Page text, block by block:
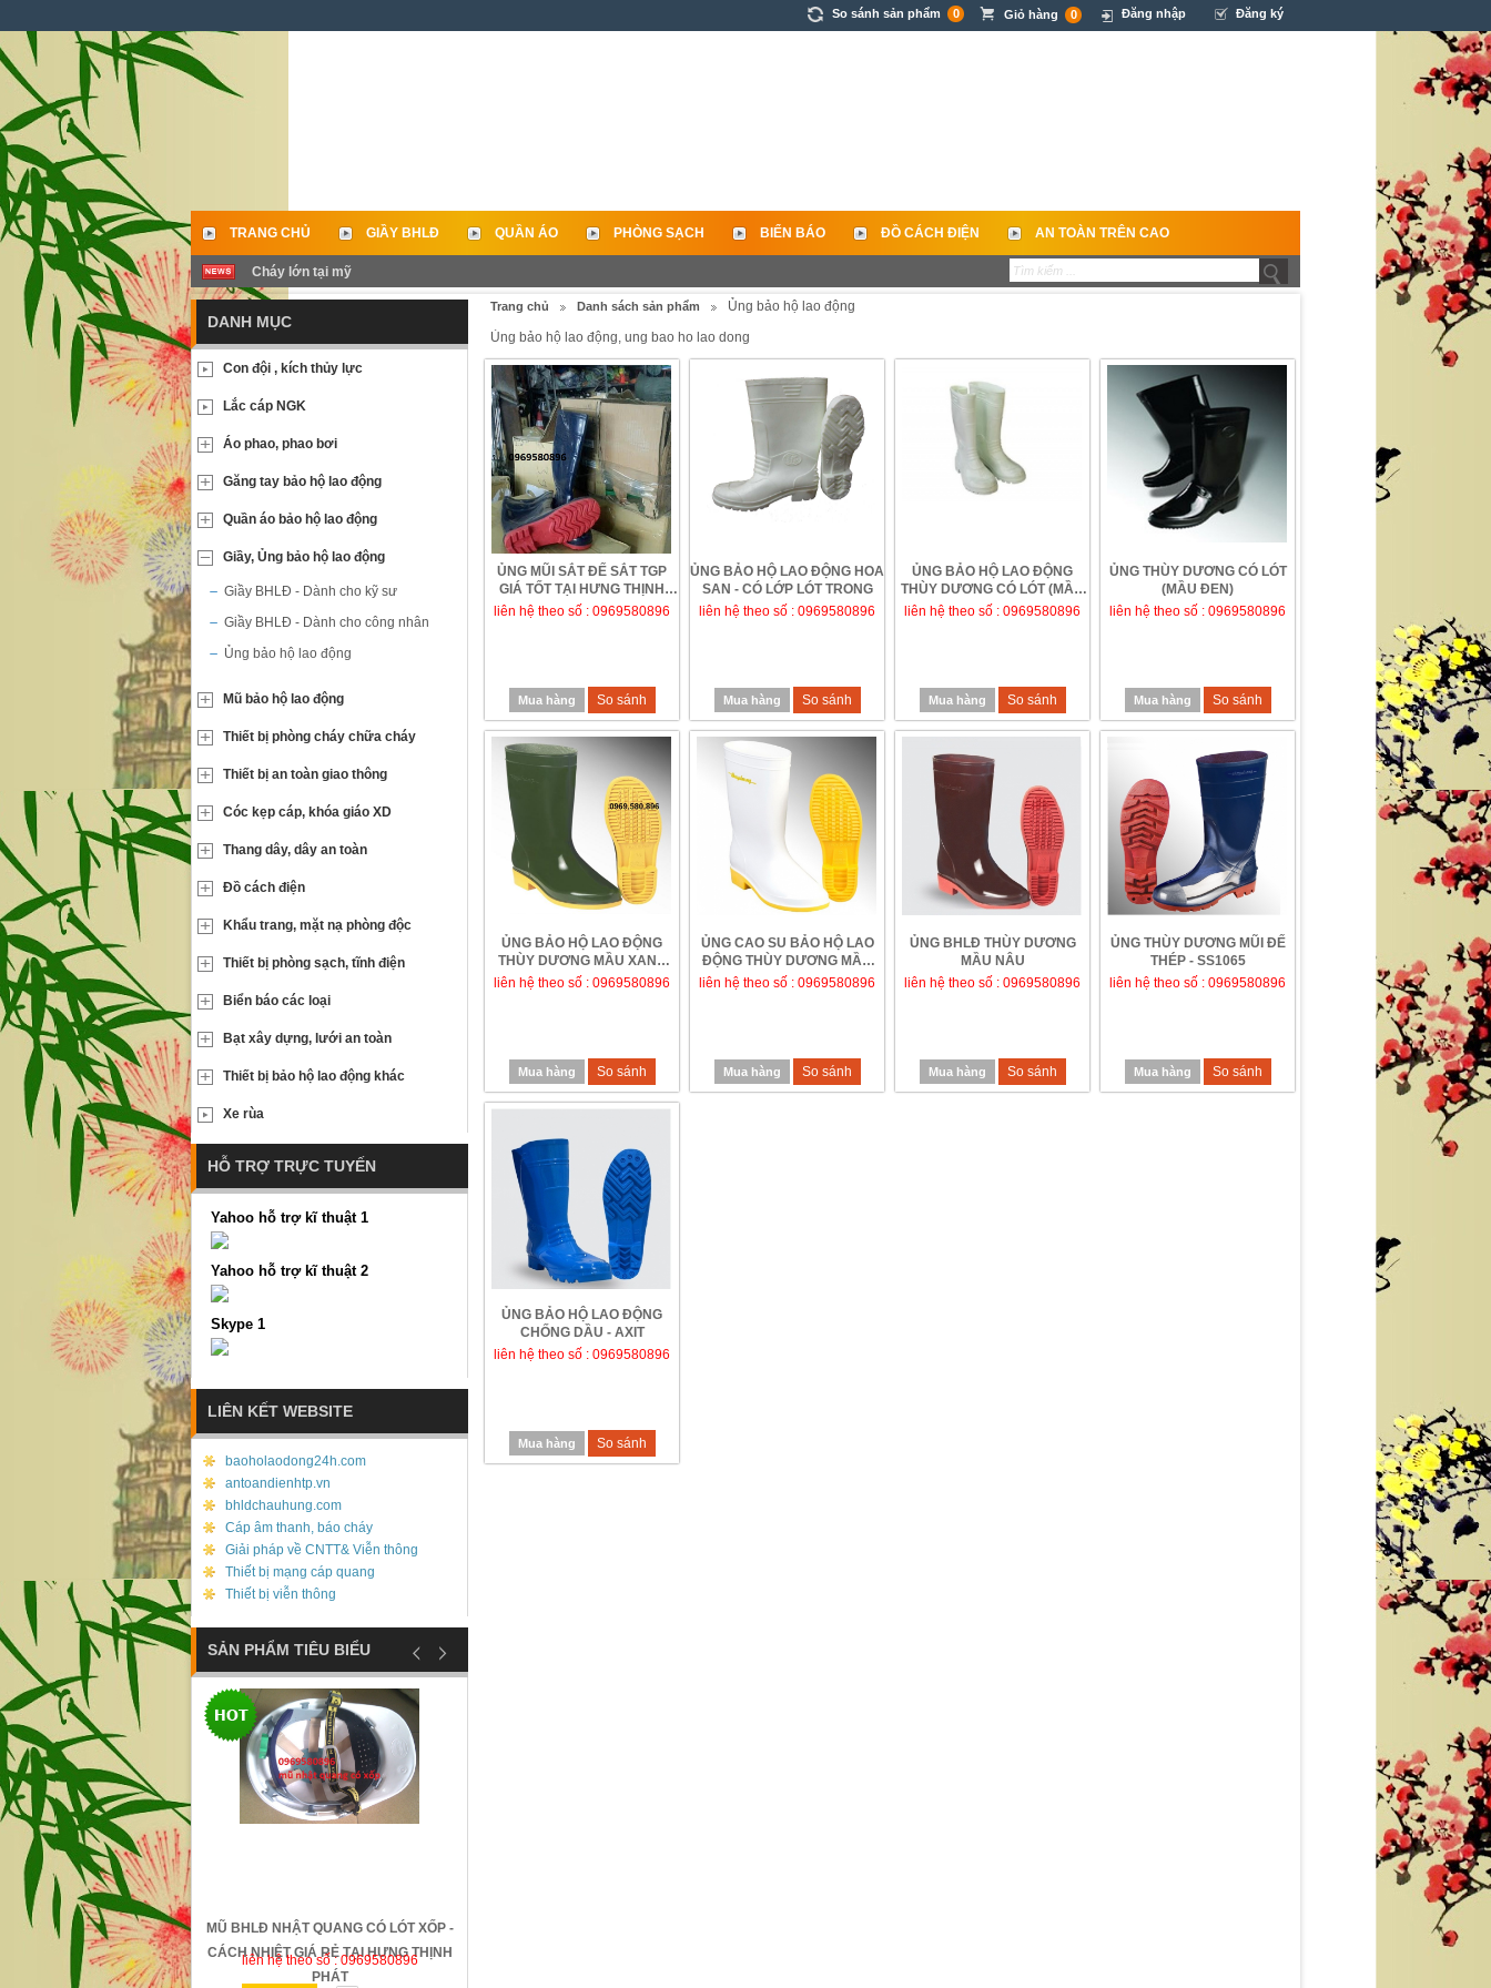
So sánh sản phẩm 0 Giỏ hàng 0 Đăng nhập Đăng ký
TRANG CHỦ GIẦY BHLĐ QUẦN ÁO PHÒNG SẠCH BIỂN BÁO ĐỒ CÁCH ĐIỆN AN TOÀN TRÊN CAO
LIÊN HỆ
Cháy lớn tại mỹ
Trang chủ Danh sách sản phẩm
Ủng bảo hộ lao động
Ủng bảo hộ lao động, ung bao ho lao dong
ỦNG MŨI SẮT ĐẾ SẮT TGP
GIÁ TỐT TẠI HƯNG THỊNH
PHÁT
liên hệ theo số : 0969580896
Mua hàng So sánh
ỦNG BẢO HỘ LAO ĐỘNG HOA
SAN - CÓ LỚP LÓT TRONG
liên hệ theo số : 0969580896
Mua hàng So sánh
ỦNG BẢO HỘ LAO ĐỘNG
THÙY DƯƠNG CÓ LÓT (MẦU
TRẮNG)
liên hệ theo số : 0969580896
Mua hàng So sánh
ỦNG THÙY DƯƠNG CÓ LÓT
(MẦU ĐEN)
liên hệ theo số : 0969580896
Mua hàng So sánh
ỦNG BẢO HỘ LAO ĐỘNG
THÙY DƯƠNG MẦU XANH
RÊU - VÀNG
liên hệ theo số : 0969580896
Mua hàng So sánh
ỦNG CAO SU BẢO HỘ LAO
ĐỘNG THÙY DƯƠNG MẦU
TRẮNG-VÀNG
liên hệ theo số : 0969580896
Mua hàng So sánh
ỦNG BHLĐ THÙY DƯƠNG
MẦU NÂU
liên hệ theo số : 0969580896
Mua hàng So sánh
ỦNG THÙY DƯƠNG MŨI ĐẾ
THÉP - SS1065
liên hệ theo số : 0969580896
Mua hàng So sánh
ỦNG BẢO HỘ LAO ĐỘNG
CHỐNG DẦU - AXIT
liên hệ theo số : 0969580896
Mua hàng So sánh
DANH MỤC
Con đội , kích thủy lực
Lắc cáp NGK
Áo phao, phao bơi
Găng tay bảo hộ lao động
Quần áo bảo hộ lao động
Giầy, Ủng bảo hộ lao động
Giầy BHLĐ - Dành cho kỹ sư
Giầy BHLĐ - Dành cho công nhân
Ủng bảo hộ lao động
Mũ bảo hộ lao động
Thiết bị phòng cháy chữa cháy
Thiết bị an toàn giao thông
Cóc kẹp cáp, khóa giáo XD
Thang dây, dây an toàn
Đồ cách điện
Khẩu trang, mặt nạ phòng độc
Thiết bị phòng sạch, tĩnh điện
Biển báo các loại
Bạt xây dựng, lưới an toàn
Thiết bị bảo hộ lao động khác
Xe rùa
HỖ TRỢ TRỰC TUYẾN
Yahoo hỗ trợ kĩ thuật 1
Yahoo hỗ trợ kĩ thuật 2
Skype 1
LIÊN KẾT WEBSITE
baoholaodong24h.com
antoandienhtp.vn
bhldchauhung.com
Cáp âm thanh, báo cháy
Giải pháp về CNTT& Viễn thông
Thiết bị mạng cáp quang
Thiết bị viễn thông
SẢN PHẨM TIÊU BIỂU
TRƯỢT SAFETTYMAN -
- GIÁ RẺ TẠI HƯNG THỊNH
PHÁT
theo số : 0969580896
MŨ BHLĐ NHẬT QUANG CÓ LÓT XỐP -
CÁCH NHIỆT GIÁ RẺ TẠI HƯNG THỊNH
PHÁT
liên hệ theo số : 0969580896
GĂNG TAY CÁCH ĐIỆN 35 KV